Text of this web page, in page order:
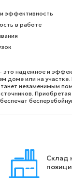
эффективность
в работе
это надежное и
доме или на
незаменимым
Склад